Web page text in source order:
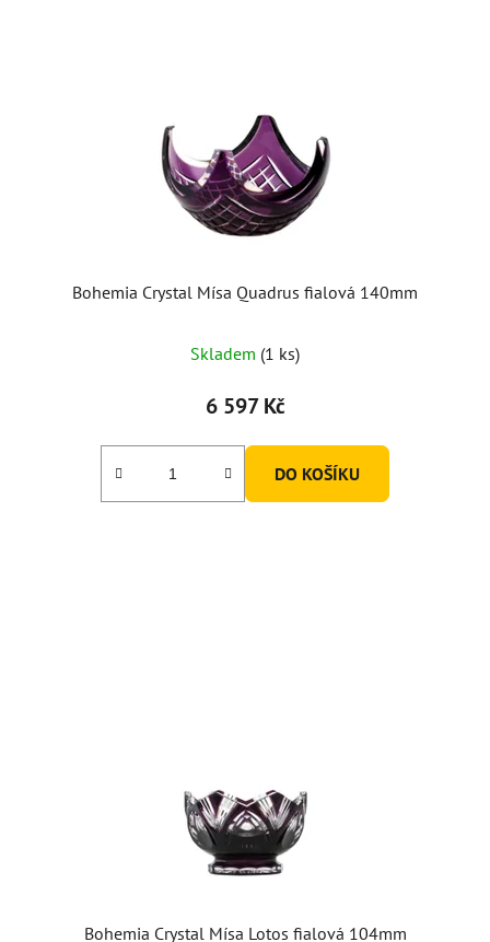
Bohemia Crystal Mísa Quadrus fialová 140mm
Skladem (1 ks)
6 597 Kč
DO KOŠÍKU
Bohemia Crystal Mísa Lotos fialová 104mm